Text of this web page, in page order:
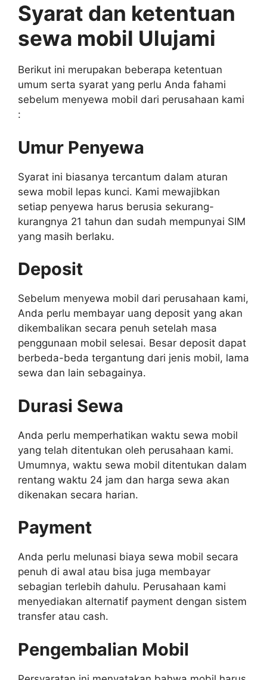
Syarat dan ketentuan
sewa mobil Ulujami
Berikut ini merupakan beberapa ketentuan
umum serta syarat yang perlu Anda fahami
sebelum menyewa mobil dari perusahaan kami
:
Umur Penyewa
Syarat ini biasanya tercantum dalam aturan
sewa mobil lepas kunci. Kami mewajibkan
setiap penyewa harus berusia sekurang-
kurangnya 21 tahun dan sudah mempunyai SIM
yang masih berlaku.
Deposit
Sebelum menyewa mobil dari perusahaan kami,
Anda perlu membayar uang deposit yang akan
dikembalikan secara penuh setelah masa
penggunaan mobil selesai. Besar deposit dapat
berbeda-beda tergantung dari jenis mobil, lama
sewa dan lain sebagainya.
Durasi Sewa
Anda perlu memperhatikan waktu sewa mobil
yang telah ditentukan oleh perusahaan kami.
Umumnya, waktu sewa mobil ditentukan dalam
rentang waktu 24 jam dan harga sewa akan
dikenakan secara harian.
Payment
Anda perlu melunasi biaya sewa mobil secara
penuh di awal atau bisa juga membayar
sebagian terlebih dahulu. Perusahaan kami
menyediakan alternatif payment dengan sistem
transfer atau cash.
Pengembalian Mobil